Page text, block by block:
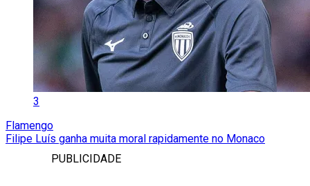
3
Flamengo
Filipe Luís ganha muita moral rapidamente no Monaco
PUBLICIDADE